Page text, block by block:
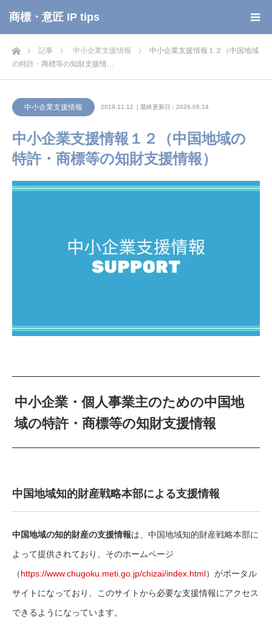
商標・意匠 IP tips
ホーム記事 中小企業支援情報
中小企業支援情報１２（中国地域
の特許・商標等の知財支援情…
中小企業支援情報 2019.11.12 | 最終更新日 : 2026.05.14
中小企業支援情報１２（中国地域の
特許・商標等の知財支援情報）
中小企業・個人事業主のための中国地
域の特許・商標等の知財支援情報
中国地域知的財産戦略本部による支援情報
中国地域の知的財産の支援情報は、中国地域知的財産戦略本部に
よって提供されており、そのホームページ
（https://www.chugoku.meti.go.jp/chizai/index.html）がポータル
サイトになっており、このサイトから必要な支援情報にアクセス
できるようになっています。